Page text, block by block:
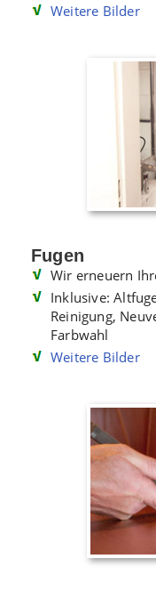
Weitere Bilder
Fugen
Wir erneuern
Inklusive:
Reinigung,
Farbwahl
Weitere Bilder